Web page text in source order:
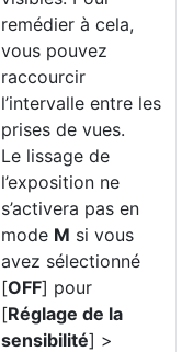
remédier à cela,
vous pouvez
raccourcir
l’intervalle entre les
prises de vues.
Le lissage de
l’exposition ne
s’activera pas en
mode M si vous
avez sélectionné
[OFF] pour
[Réglage de la
sensibilité] >